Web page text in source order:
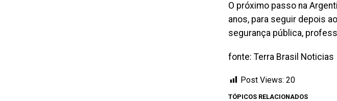
O próximo passo na
anos, para seguir depois
segurança pública,
fonte: Terra Brasil Noticias
Post Views: 20
TÓPICOS RELACIONADOS